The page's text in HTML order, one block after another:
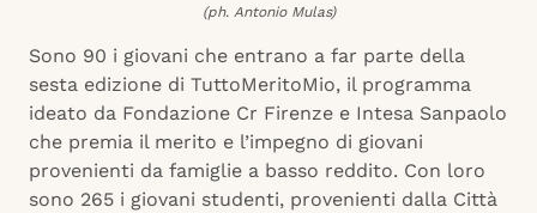
(ph. Antonio Mulas)
Sono 90 i giovani che entrano a far parte della
sesta edizione di TuttoMeritoMio, il programma
ideato da Fondazione Cr Firenze e Intesa Sanpaolo
che premia il merito e l’impegno di giovani
provenienti da famiglie a basso reddito. Con loro
sono 265 i giovani studenti, provenienti dalla Città